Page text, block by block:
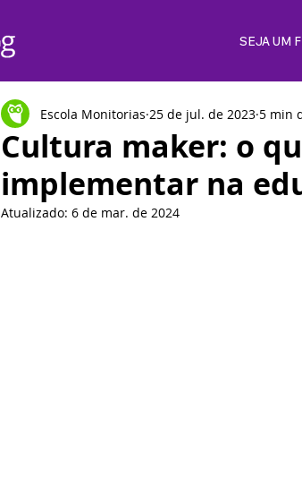
SEJA UM
Cultura maker: o
implementar na
Escola Monitorias 25 de jul. de 2023 5 min
Atualizado: 6 de mar. de 2024